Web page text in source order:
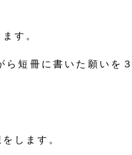
す。
短冊に書いた願いを
します。